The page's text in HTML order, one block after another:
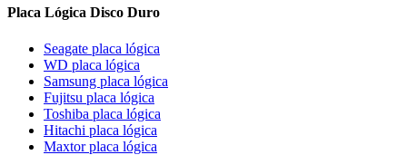
Placa Lógica Disco Duro
Seagate placa lógica
WD placa lógica
Samsung placa lógica
Fujitsu placa lógica
Toshiba placa lógica
Hitachi placa lógica
Maxtor placa lógica